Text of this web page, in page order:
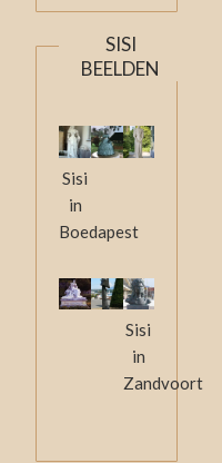
SISI
BEELDEN
Sisi
in
Boedapest
Sisi
in
Zandvoort